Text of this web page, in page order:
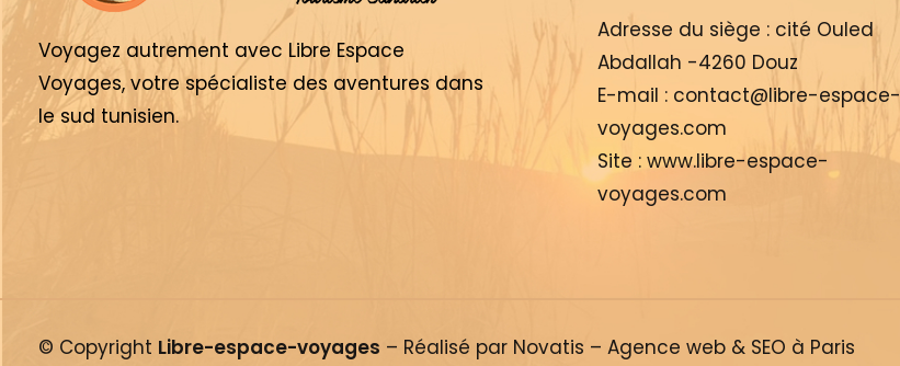
Voyagez autrement avec Libre Espace
Voyages, votre spécialiste des aventures dans
le sud tunisien.
Adresse du siège :cité Ouled
Abdallah -4260 Douz
E-mail : contact@libre-espace-
voyages.com
Site : www.libre-espace-
voyages.com
© Copyright Libre-espace-voyages – Réalisé par Novatis – Agence web & SEO à Paris